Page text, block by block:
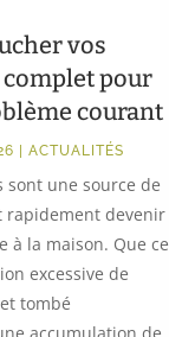
vos
complet pour
courant
|ACTUALITÉS
sont une source de
devenir
à la maison. Que ce
excessive de
tombé
accumulation de